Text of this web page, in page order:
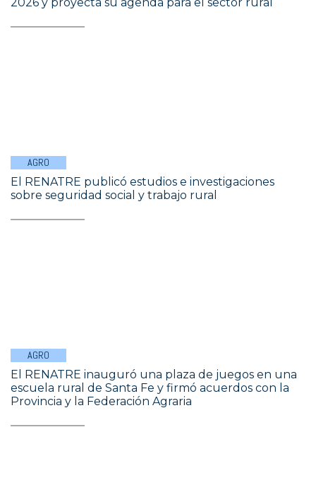
AGRO
El RENATRE publicó estudios e investigaciones
sobre seguridad social y trabajo rural
AGRO
El RENATRE inauguró una plaza de juegos en una
escuela rural de Santa Fe y firmó acuerdos con la
Provincia y la Federación Agraria